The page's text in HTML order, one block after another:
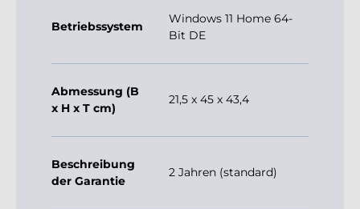
Betriebssystem
Windows 11 Home 64-
Bit DE
Abmessung (B
x H x T cm)
21,5 x 45 x 43,4
Beschreibung
der Garantie
2 Jahren (standard)